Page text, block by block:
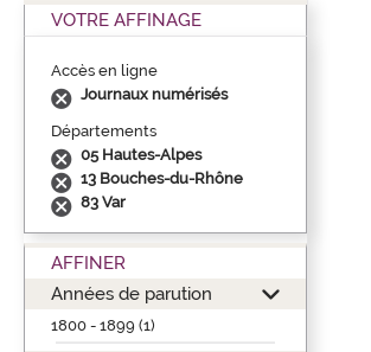
VOTRE AFFINAGE
Accès en ligne
Journaux numérisés
Départements
05 Hautes-Alpes
13 Bouches-du-Rhône
83 Var
AFFINER
Années de parution
1800 - 1899 (1)